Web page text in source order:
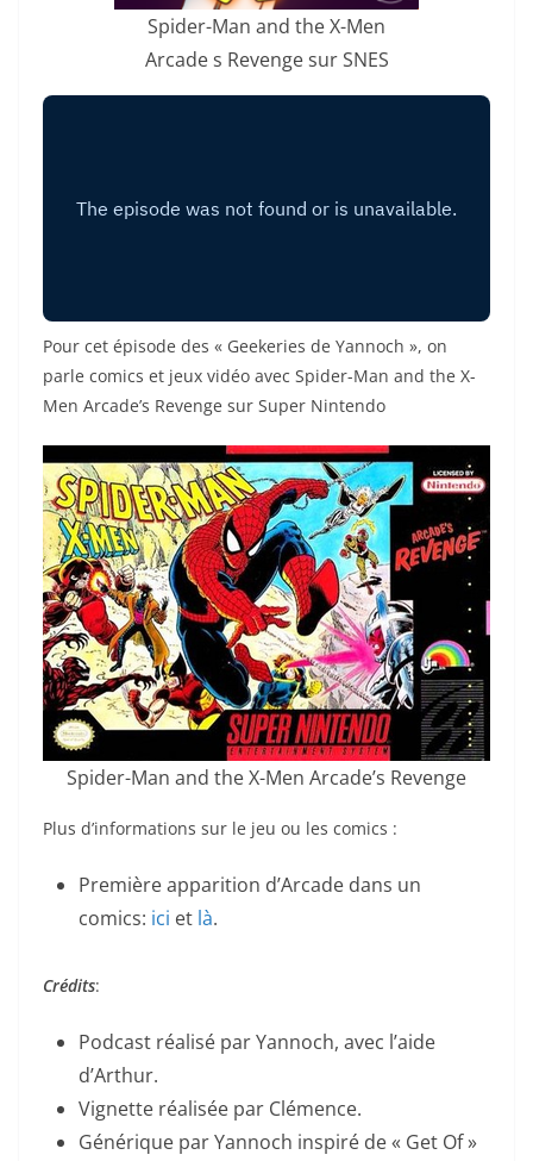
Spider-Man and the X-Men
Arcade s Revenge sur SNES
Pour cet épisode des « Geekeries de Yannoch », on
parle comics et jeux vidéo avec Spider-Man and the X-
Men Arcade’s Revenge sur Super Nintendo
Spider-Man and the X-Men Arcade’s Revenge
Plus d’informations sur le jeu ou les comics :
Première apparition d’Arcade dans un
comics: ici et là.
Crédits:
Podcast réalisé par Yannoch, avec l’aide
d’Arthur.
Vignette réalisée par Clémence.
Générique par Yannoch inspiré de « Get Of »